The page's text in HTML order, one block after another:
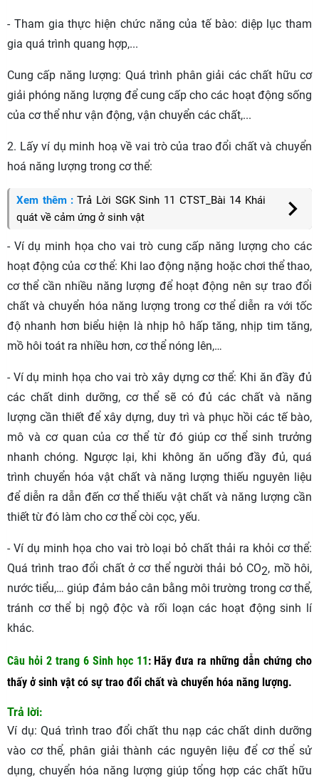
- Tham gia thực hiện chức năng của tế bào: diệp lục tham
gia quá trình quang hợp,...
Cung cấp năng lượng: Quá trình phân giải các chất hữu cơ
giải phóng năng lượng để cung cấp cho các hoạt động sống
của cơ thể như vận động, vận chuyển các chất,...
2. Lấy ví dụ minh hoạ về vai trò của trao đổi chất và chuyển
hoá năng lượng trong cơ thể:
Xem thêm : Trả Lời SGK Sinh 11 CTST_Bài 14 Khái
quát về cảm ứng ở sinh vật
- Ví dụ minh họa cho vai trò cung cấp năng lượng cho các
hoạt động của cơ thể: Khi lao động nặng hoặc chơi thể thao,
cơ thể cần nhiều năng lượng để hoạt động nên sự trao đổi
chất và chuyển hóa năng lượng trong cơ thể diễn ra với tốc
độ nhanh hơn biểu hiện là nhịp hô hấp tăng, nhịp tim tăng,
mồ hôi toát ra nhiều hơn, cơ thể nóng lên,…
- Ví dụ minh họa cho vai trò xây dựng cơ thể: Khi ăn đầy đủ
các chất dinh dưỡng, cơ thể sẽ có đủ các chất và năng
lượng cần thiết để xây dựng, duy trì và phục hồi các tế bào,
mô và cơ quan của cơ thể từ đó giúp cơ thể sinh trưởng
nhanh chóng. Ngược lại, khi không ăn uống đầy đủ, quá
trình chuyển hóa vật chất và năng lượng thiếu nguyên liệu
để diễn ra dẫn đến cơ thể thiếu vật chất và năng lượng cần
thiết từ đó làm cho cơ thể còi cọc, yếu.
- Ví dụ minh họa cho vai trò loại bỏ chất thải ra khỏi cơ thể:
Quá trình trao đổi chất ở cơ thể người thải bỏ CO2, mồ hôi,
nước tiểu,… giúp đảm bảo cân bằng môi trường trong cơ thể,
tránh cơ thể bị ngộ độc và rối loạn các hoạt động sinh lí
khác.
Câu hỏi 2 trang 6 Sinh học 11: Hãy đưa ra những dẫn chứng cho
thấy ở sinh vật có sự trao đổi chất và chuyển hóa năng lượng.
Trả lời:
Ví dụ: Quá trình trao đổi chất thu nạp các chất dinh dưỡng
vào cơ thể, phân giải thành các nguyên liệu để cơ thể sử
dụng, chuyển hóa năng lượng giúp tổng hợp các chất hữu